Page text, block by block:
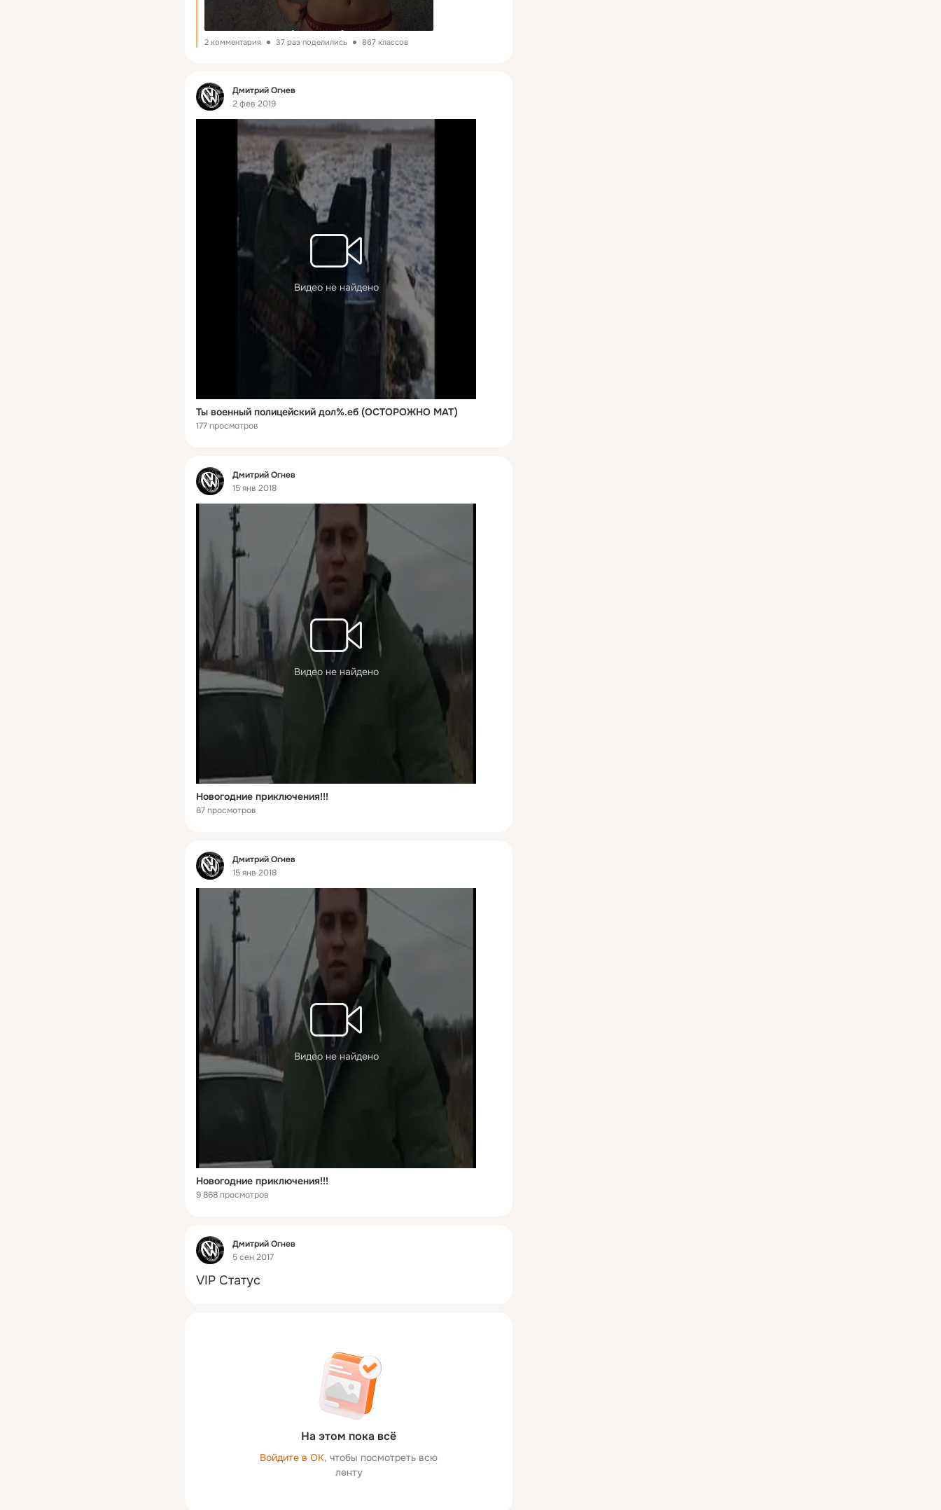
2 комментария 37 раз поделились 867 классов
Фид
Дмитрий Огнев
2 фев 2019
Видео не найдено
Ты военный полицейский дол%.еб (ОСТОРОЖНО МАТ)
177 просмотров
Фид
Дмитрий Огнев
15 янв 2018
Видео не найдено
Новогодние приключения!!!
87 просмотров
Фид
Дмитрий Огнев
15 янв 2018
Видео не найдено
Новогодние приключения!!!
9 868 просмотров
Фид
Дмитрий Огнев
5 сен 2017
VIP Статус
На этом пока всё
Войдите в ОК, чтобы посмотреть всю
ленту